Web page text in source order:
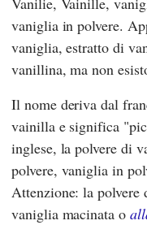
vaniglia in polvere.
vaniglia, estratto di
vanillina, ma non
Il nome deriva dal
vainilla e significa
inglese, la polvere di
polvere, vaniglia in
Attenzione: la
vaniglia macinata o